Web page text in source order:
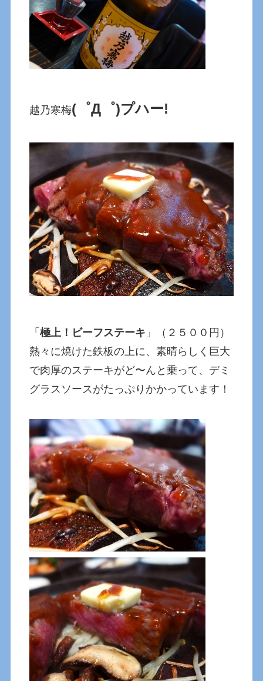
越乃寒梅(゜Д゜)プハー!
「極上！ビーフステーキ 」（２５００円）
熱々に焼けた鉄板の上に、素晴らしく巨大
で肉厚のステーキがど〜んと乗って、デミ
グラスソースがたっぷりかかっています！